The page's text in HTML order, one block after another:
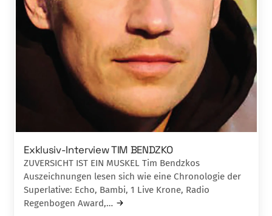
Exklusiv-Interview TIM BENDZKO
ZUVERSICHT IST EIN MUSKEL Tim Bendzkos
Auszeichnungen lesen sich wie eine Chronologie der
Superlative: Echo, Bambi, 1 Live Krone, Radio
Regenbogen Award,…